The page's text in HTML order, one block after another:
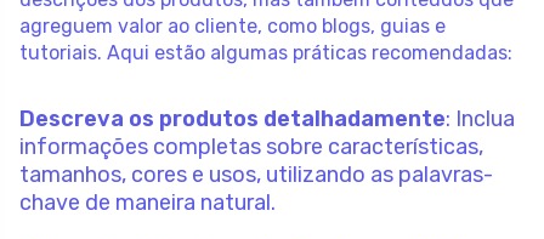
agreguem valor ao cliente, como blogs, guias e
tutoriais. Aqui estão algumas práticas recomendadas:
Descreva os produtos detalhadamente: Inclua
informações completas sobre características,
tamanhos, cores e usos, utilizando as palavras-
chave de maneira natural.